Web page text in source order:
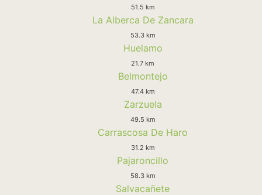
51.5 km
La Alberca De Zancara
53.3 km
Huelamo
21.7 km
Belmontejo
47.4 km
Zarzuela
49.5 km
Carrascosa De Haro
31.2 km
Pajaroncillo
58.3 km
Salvacañete